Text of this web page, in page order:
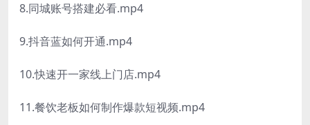
8.同城账号搭建必看.mp4
9.抖音蓝如何开通.mp4
10.快速开一家线上门店.mp4
11.餐饮老板如何制作爆款短视频.mp4